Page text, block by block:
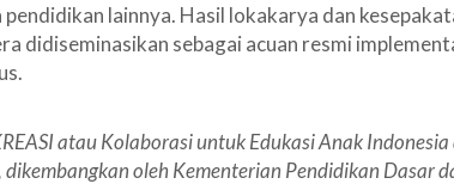
pendidikan lainnya. Hasil lokakarya dan
didiseminasikan sebagai acuan resmi
atau Kolaborasi untuk Edukasi Anak
dikembangkan oleh Kementerian Pendidikan Dasar